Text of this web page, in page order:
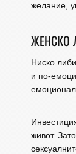
желание,
ЖЕНСКО
Ниско
и по-
живот.